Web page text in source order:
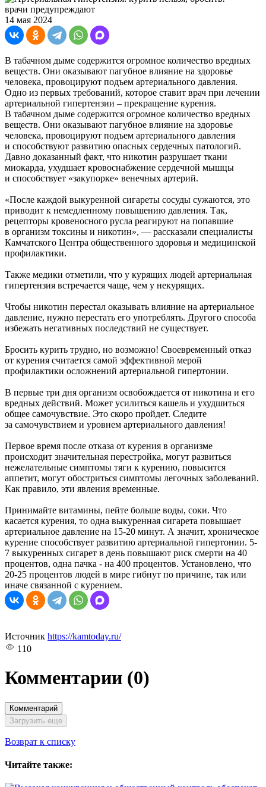
14 мая 2024
В табачном дыме содержится огромное количество вредных
веществ. Они оказывают пагубное влияние на здоровье
человека, провоцируют подъем артериального давления.
Одно из первых требований, которое ставит врач при лечении
артериальной гипертензии – прекращение курения.
В табачном дыме содержится огромное количество вредных
веществ. Они оказывают пагубное влияние на здоровье
человека, провоцируют подъем артериального давления
и способствуют развитию опасных сердечных патологий.
Давно доказанный факт, что никотин разрушает ткани
миокарда, ухудшает кровоснабжение сердечной мышцы
и способствует «закупорке» венечных артерий.
«После каждой выкуренной сигареты сосуды сужаются, это
приводит к немедленному повышению давления. Так,
рецепторы кровеносного русла реагируют на попавшие
в организм токсины и никотин», — рассказали специалисты
Камчатского Центра общественного здоровья и медицинской
профилактики.
Также медики отметили, что у курящих людей артериальная
гипертензия встречается чаще, чем у некурящих.
Чтобы никотин перестал оказывать влияние на артериальное
давление, нужно перестать его употреблять. Другого способа
избежать негативных последствий не существует.
Бросить курить трудно, но возможно! Своевременный отказ
от курения считается самой эффективной мерой
профилактики осложнений артериальной гипертонии.
В первые три дня организм освобождается от никотина и его
вредных действий. Может усилиться кашель и ухудшиться
общее самочувствие. Это скоро пройдет. Следите
за самочувствием и уровнем артериального давления!
Первое время после отказа от курения в организме
происходит значительная перестройка, могут развиться
нежелательные симптомы тяги к курению, повысится
аппетит, могут обостриться симптомы легочных заболеваний.
Как правило, эти явления временные.
Принимайте витамины, пейте больше воды, соки. Что
касается курения, то одна выкуренная сигарета повышает
артериальное давление на 15-20 минут. А значит, хроническое
курение способствует развитию артериальной гипертонии. 5-
7 выкуренных сигарет в день повышают риск смерти на 40
процентов, одна пачка - на 400 процентов. Установлено, что
20-25 процентов людей в мире гибнут по причине, так или
иначе связанной с курением.
Источник https://kamtoday.ru/
110
Комментарии (0)
Комментарий
Загрузить еще
Возврат к списку
Читайте также: